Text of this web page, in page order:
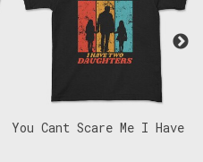
You Cant Scare Me I Have